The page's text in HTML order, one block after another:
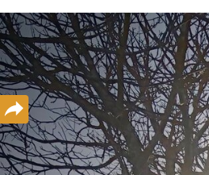
Compartir
a
xarxes